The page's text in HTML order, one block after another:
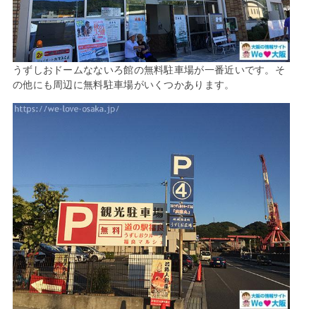
うずしおドームなないろ館の無料駐車場が一番近いです。そ
の他にも周辺に無料駐車場がいくつかあります。